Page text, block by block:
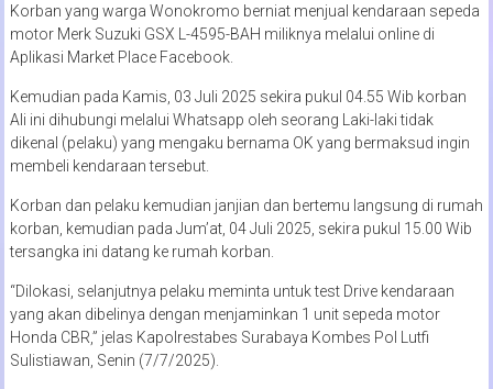
Korban yang warga Wonokromo berniat menjual kendaraan sepeda
motor Merk Suzuki GSX L-4595-BAH miliknya melalui online di
Aplikasi Market Place Facebook.
Kemudian pada Kamis, 03 Juli 2025 sekira pukul 04.55 Wib korban
Ali ini dihubungi melalui Whatsapp oleh seorang Laki-laki tidak
dikenal (pelaku) yang mengaku bernama OK yang bermaksud ingin
membeli kendaraan tersebut.
Korban dan pelaku kemudian janjian dan bertemu langsung di rumah
korban, kemudian pada Jum’at, 04 Juli 2025, sekira pukul 15.00 Wib
tersangka ini datang ke rumah korban.
“Dilokasi, selanjutnya pelaku meminta untuk test Drive kendaraan
yang akan dibelinya dengan menjaminkan 1 unit sepeda motor
Honda CBR,” jelas Kapolrestabes Surabaya Kombes Pol Lutfi
Sulistiawan, Senin (7/7/2025).